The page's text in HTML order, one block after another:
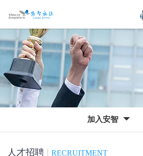
加入安智
人才招聘 RECRUITMENT